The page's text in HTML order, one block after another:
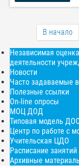
В начало
Независимая
деятельности
Новости
Часто задаваемые
Полезные ссылки
On-line опросы
МОЦ ДОД
Типовая модель
Центр по работе с
Учительская ЦДО
Расписание занятий
Архивные